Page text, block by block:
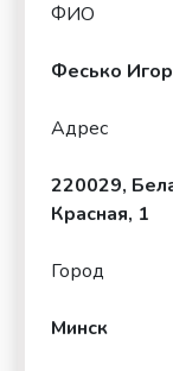
ФИО
Фесько
Адрес
220029,
Красная, 1
Город
Минск